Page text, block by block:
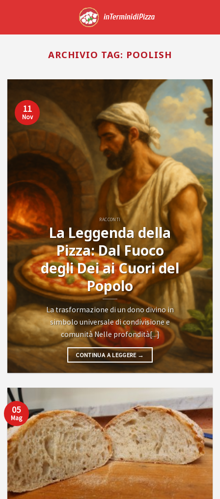
content
ARCHIVIO TAG: POOLISH
RACCONTI
La Leggenda della
Pizza: Dal Fuoco
degli Dei ai Cuori del
Popolo
La trasformazione di un dono divino in
simbolo universale di condivisione e
comunità Nelle profondità[...]
CONTINUA A LEGGERE →
11
Nov
05
Mag